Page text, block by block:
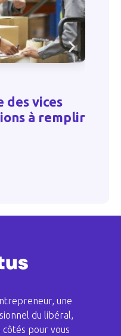
La
une
du libéral,
côtés pour vous